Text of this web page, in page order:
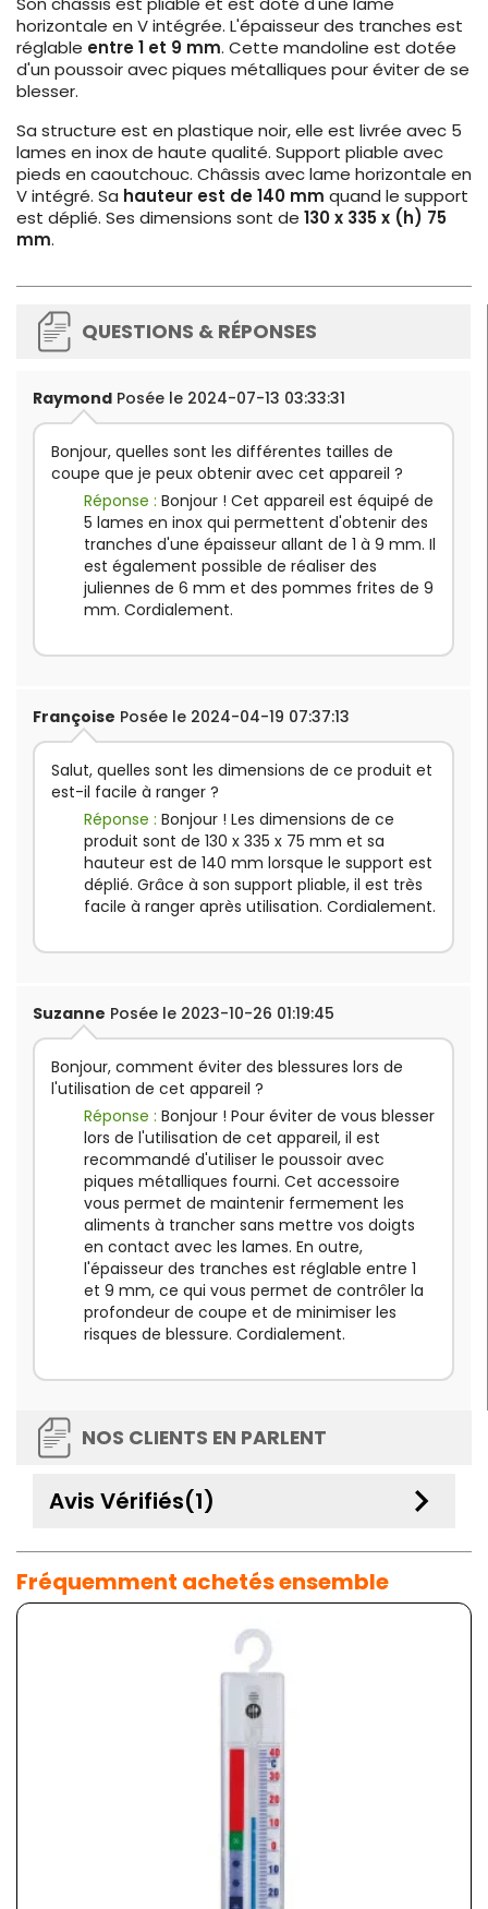
horizontale en V intégrée. L'épaisseur des tranches est
réglable entre 1 et 9 mm. Cette mandoline est dotée
d'un poussoir avec piques métalliques pour éviter de se
blesser.
Sa structure est en plastique noir, elle est livrée avec 5
lames en inox de haute qualité. Support pliable avec
pieds en caoutchouc. Châssis avec lame horizontale en
V intégré. Sa hauteur est de 140 mm quand le support
est déplié. Ses dimensions sont de 130 x 335 x (h) 75
mm.
QUESTIONS & RÉPONSES
Raymond Posée le 2024-07-13 03:33:31
Bonjour, quelles sont les différentes tailles de
coupe que je peux obtenir avec cet appareil ?
Réponse : Bonjour ! Cet appareil est équipé de
5 lames en inox qui permettent d'obtenir des
tranches d'une épaisseur allant de 1 à 9 mm. Il
est également possible de réaliser des
juliennes de 6 mm et des pommes frites de 9
mm. Cordialement.
Françoise Posée le 2024-04-19 07:37:13
Salut, quelles sont les dimensions de ce produit et
est-il facile à ranger ?
Réponse : Bonjour ! Les dimensions de ce
produit sont de 130 x 335 x 75 mm et sa
hauteur est de 140 mm lorsque le support est
déplié. Grâce à son support pliable, il est très
facile à ranger après utilisation. Cordialement.
Suzanne Posée le 2023-10-26 01:19:45
Bonjour, comment éviter des blessures lors de
l'utilisation de cet appareil ?
Réponse : Bonjour ! Pour éviter de vous blesser
lors de l'utilisation de cet appareil, il est
recommandé d'utiliser le poussoir avec
piques métalliques fourni. Cet accessoire
vous permet de maintenir fermement les
aliments à trancher sans mettre vos doigts
en contact avec les lames. En outre,
l'épaisseur des tranches est réglable entre 1
et 9 mm, ce qui vous permet de contrôler la
profondeur de coupe et de minimiser les
risques de blessure. Cordialement.
NOS CLIENTS EN PARLENT
Avis Vérifiés(1) keyboard_arrow_down
Fréquemment achetés ensemble